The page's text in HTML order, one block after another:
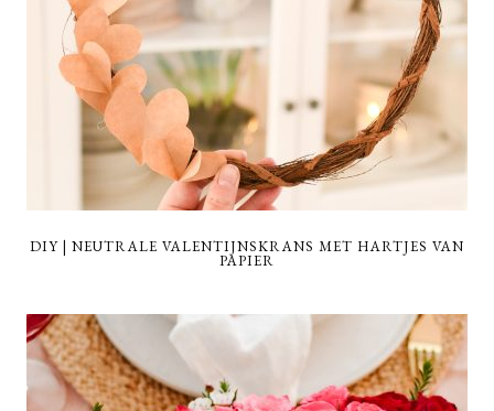
DIY | NEUTRALE VALENTIJNSKRANS MET HARTJES VAN
PAPIER